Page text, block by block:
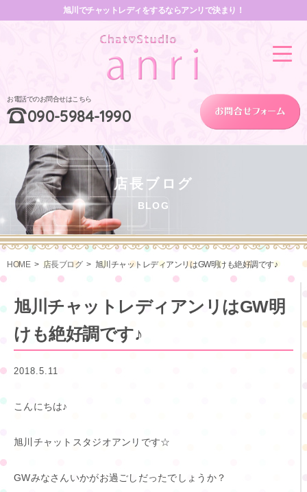
旭川でチャットレディをするならアンリで決まり！
お電話でのお問合せはこちら
090-5984-1990
店長ブログ
BLOG
HOME 店長ブログ 旭川チャットレディアンリはGW明けも絶好調です♪
旭川チャットレディアンリはGW明
けも絶好調です♪
2018.5.11
こんにちは♪
旭川チャットスタジオアンリです☆
GWみなさんいかがお過ごしだったでしょうか？